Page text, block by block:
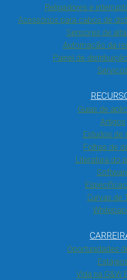
Religadores e
Acessórios para cabos de
Sensores de
Automação da
Painel de
Guias de
Artigos
Estudos de
Folhas de
Literatura do
Curvas de
Oportunidades
Vida na G&W